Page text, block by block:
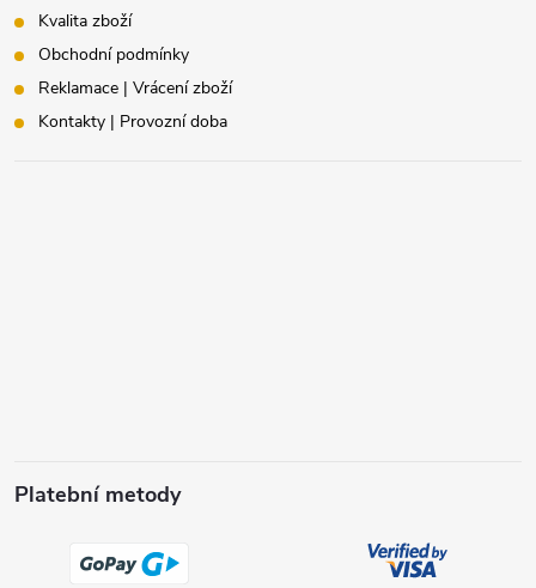
Kvalita zboží
Obchodní podmínky
Reklamace | Vrácení zboží
Kontakty | Provozní doba
Platební metody